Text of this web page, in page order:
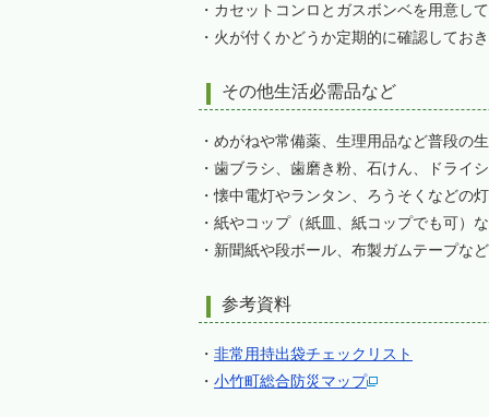
・カセットコンロとガスボンベを用意し
・火が付くかどうか定期的に確認してお
その他生活必需品など
・めがねや常備薬、生理用品など普段の
・歯ブラシ、歯磨き粉、石けん、ドライ
・懐中電灯やランタン、ろうそくなどの
・紙やコップ（紙皿、紙コップでも可）
・新聞紙や段ボール、布製ガムテープな
参考資料
・ 非常用持出袋チェックリスト
・ 小竹町総合防災マップ